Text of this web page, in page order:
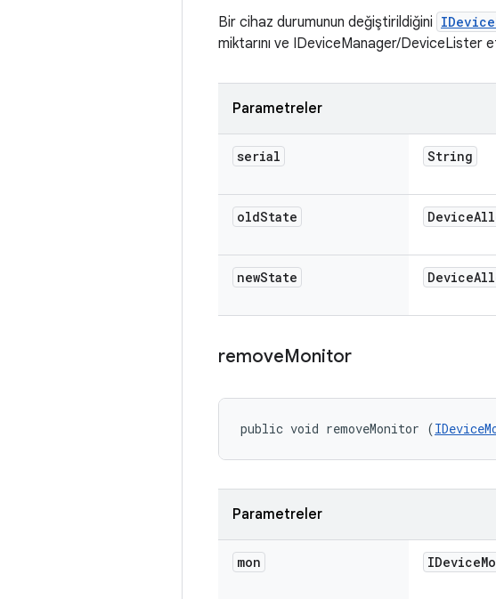
Bir cihaz durumunun değiştirildiğini
miktarını ve IDeviceManager/DeviceLister
Parametreler
serial String
oldState Device
newState Device
removeMonitor
public void removeMonitor (
Parametreler
mon IDevice